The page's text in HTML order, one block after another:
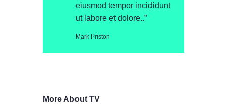
eiusmod tempor incididunt
ut labore et dolore..”
Mark Priston
More About TV